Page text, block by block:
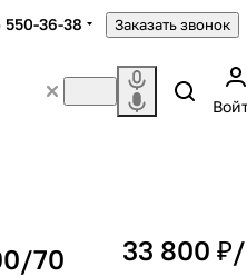
36-38 Заказать звонок
70
33 800 ₽/